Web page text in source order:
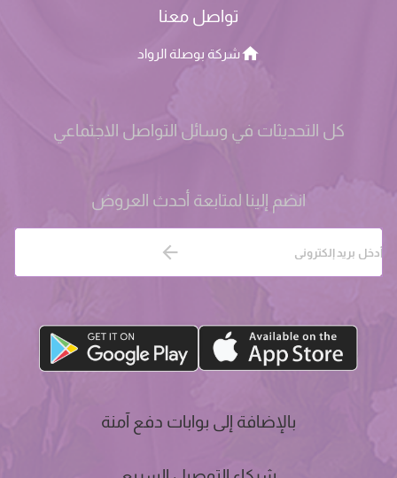
تواصل معنا
شركة بوصلة الرواد
كل التحديثات في وسائل التواصل الاجتماعي
انضم إلينا لمتابعة أحدث العروض
بالإضافة إلى بوابات دفع آمنة